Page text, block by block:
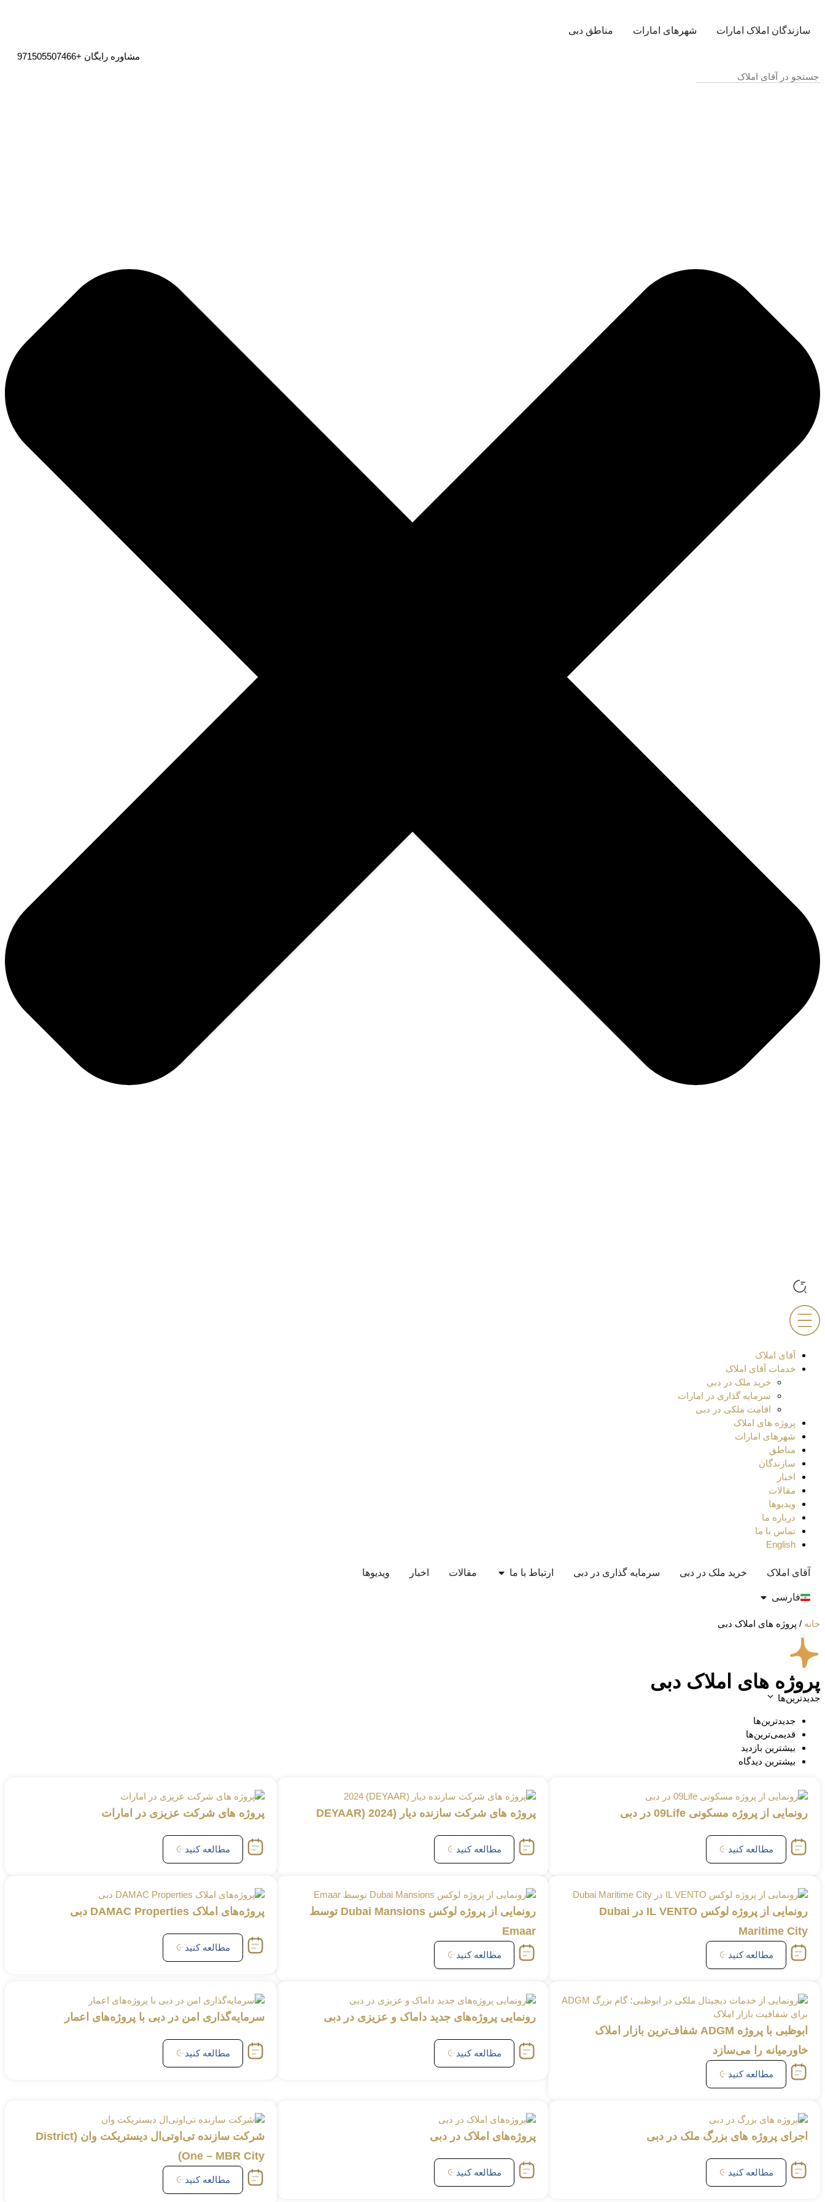
سازندگان املاک امارات شهرهای امارات مناطق دبی
مشاوره رایگان +971505507466
آقای املاک
خدمات آقای املاک
خرید ملک در دبی
سرمایه گذاری در امارات
اقامت ملکی در دبی
پروژه های املاک
شهرهای امارات
مناطق
سازندگان
اخبار
مقالات
ویدیوها
درباره ما
تماس با ما
English
آقای املاک خرید ملک در دبی سرمایه گذاری در دبی ارتباط با ما مقالات اخبار ویدیوها
فارسی
خانه / پروژه های املاک دبی
پروژه های املاک دبی
جدیدترین‌ها
جدیدترین‌ها
قدیمی‌ترین‌ها
بیشترین بازدید
بیشترین دیدگاه
رونمایی از پروژه مسکونی 09Life در دبی
مطالعه کنید
پروژه های شرکت سازنده دیار (DEYAAR) 2024
مطالعه کنید
پروژه های شرکت عزیزی در امارات
مطالعه کنید
رونمایی از پروژه لوکس IL VENTO در Dubai
Maritime City
مطالعه کنید
رونمایی از پروژه لوکس Dubai Mansions توسط
Emaar
مطالعه کنید
پروژه‌های املاک DAMAC Properties دبی
مطالعه کنید
ابوظبی با پروژه ADGM شفاف‌ترین بازار املاک
خاورمیانه را می‌سازد
مطالعه کنید
رونمایی پروژه‌های جدید داماک و عزیزی در دبی
مطالعه کنید
سرمایه‌گذاری امن در دبی با پروژه‌های اعمار
مطالعه کنید
اجرای پروژه های بزرگ ملک در دبی
مطالعه کنید
پروژه‌های املاک در دبی
مطالعه کنید
شرکت سازنده تی‌او‌تی‌ال دیستریکت وان (District
One – MBR City)
مطالعه کنید